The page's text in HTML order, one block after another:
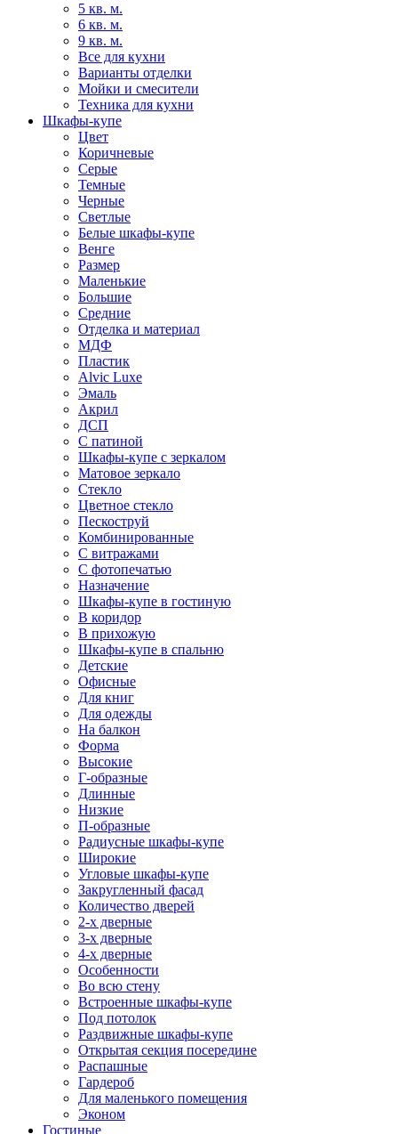
5 кв. м.
6 кв. м.
9 кв. м.
Все для кухни
Варианты отделки
Мойки и смесители
Техника для кухни
Шкафы-купе
Цвет
Коричневые
Серые
Темные
Черные
Светлые
Белые шкафы-купе
Венге
Размер
Маленькие
Большие
Средние
Отделка и материал
МДФ
Пластик
Alvic Luxe
Эмаль
Акрил
ДСП
С патиной
Шкафы-купе с зеркалом
Матовое зеркало
Стекло
Цветное стекло
Пескоструй
Комбинированные
С витражами
С фотопечатью
Назначение
Шкафы-купе в гостиную
В коридор
В прихожую
Шкафы-купе в спальню
Детские
Офисные
Для книг
Для одежды
На балкон
Форма
Высокие
Г-образные
Длинные
Низкие
П-образные
Радиусные шкафы-купе
Широкие
Угловые шкафы-купе
Закругленный фасад
Количество дверей
2-х дверные
3-х дверные
4-х дверные
Особенности
Во всю стену
Встроенные шкафы-купе
Под потолок
Раздвижные шкафы-купе
Открытая секция посередине
Распашные
Гардероб
Для маленького помещения
Эконом
Гостиные